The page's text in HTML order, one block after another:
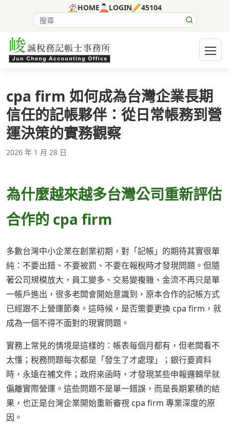
HOME LOGIN 45104
搜尋網站內容
開啟
cpa firm 如何成為台灣企業長期
信任的記帳夥伴：從日常帳務到營
運決策的實務觀察
2026 年 1 月 28 日
為什麼越來越多台灣公司重新評估
合作的 cpa firm
多數台灣中小企業在創業初期，對「記帳」的期待其實很單
純：不要出錯、不要被罰、不要在報稅時才發現問題。但隨
著公司規模放大，員工變多、交易變複雜、金流不再只是單
一帳戶進出，很多老闆會開始意識到，原本合作的記帳方式
已經跟不上營運節奏。這時候，是否需要更換 cpa firm，就
成為一個不得不面對的現實問題。
實務上常見的情境是這樣的：帳表每個月都有，但老闆看不
太懂；稅務問題每次都是「發生了才處理」；銀行要資料
時，永遠在補文件；政府來函時，才發現某些申報邏輯早就
偏離實際營運。這些問題不是單一錯誤，而是長期累積的結
果，也正是台灣企業開始重新審視 cpa firm 專業深度的原
因。